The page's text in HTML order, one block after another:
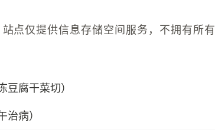
点仅提供信息存储空间服务，不拥有所有
豆腐干菜切）
治病）